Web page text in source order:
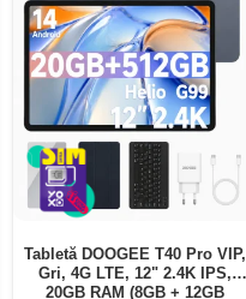
Tabletă DOOGEE T40 Pro VIP,
Gri, 4G LTE, 12" 2.4K IPS,
20GB RAM (8GB + 12GB